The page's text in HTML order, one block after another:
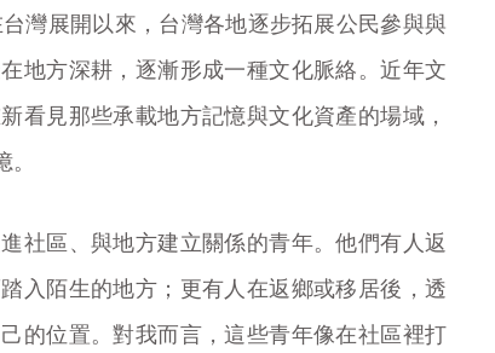
灣展開以來，台灣各地逐步拓展公民參與與
地方深耕，逐漸形成一種文化脈絡。近年文
看見那些承載地方記憶與文化資產的場域，
社區、與地方建立關係的青年。他們有人返
入陌生的地方；更有人在返鄉或移居後，透
的位置。對我而言，這些青年像在社區裡打